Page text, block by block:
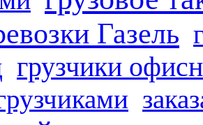
Газель
грузчики